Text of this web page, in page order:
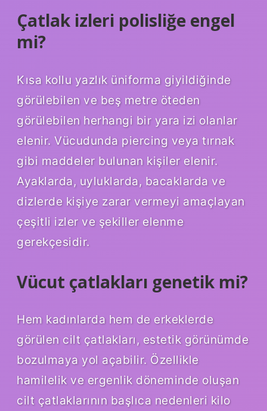
Çatlak izleri polisliğe engel
mi?
Kısa kollu yazlık üniforma giyildiğinde
görülebilen ve beş metre öteden
görülebilen herhangi bir yara izi olanlar
elenir. Vücudunda piercing veya tırnak
gibi maddeler bulunan kişiler elenir.
Ayaklarda, uyluklarda, bacaklarda ve
dizlerde kişiye zarar vermeyi amaçlayan
çeşitli izler ve şekiller elenme
gerekçesidir.
Vücut çatlakları genetik mi?
Hem kadınlarda hem de erkeklerde
görülen cilt çatlakları, estetik görünümde
bozulmaya yol açabilir. Özellikle
hamilelik ve ergenlik döneminde oluşan
cilt çatlaklarının başlıca nedenleri kilo